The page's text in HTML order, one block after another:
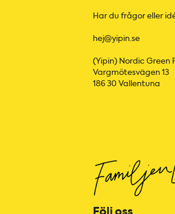
Har du frågor eller
hej@yipin.se
(Yipin) Nordic Green
Vargmötesvägen 13
186 30 Vallentuna